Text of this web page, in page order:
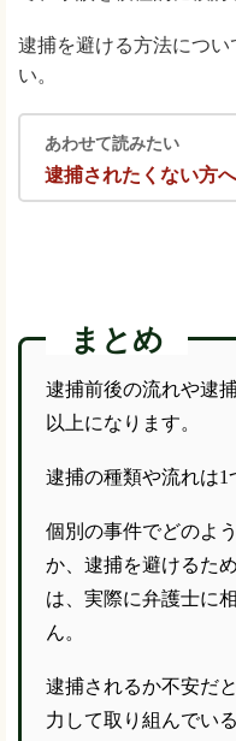
逮捕を避ける方法につい
い。
あわせて読みたい
逮捕されたくない方
まとめ
逮捕前後の流れや逮
以上になります。
逮捕の種類や流れは1
個別の事件でどのよ
か、逮捕を避けるた
は、実際に弁護士に
ん。
逮捕されるか不安だ
力して取り組んでい